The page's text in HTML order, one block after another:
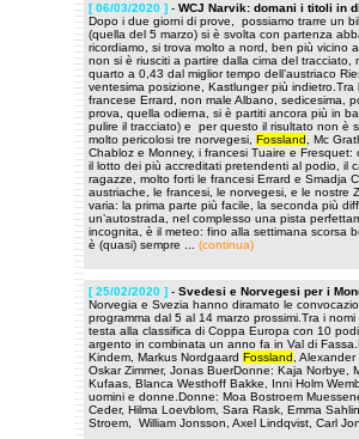
[ 06/03/2020 ] - WCJ Narvik: domani i titoli in
Dopo i due giorni di prove, possiamo trarre un
(quella del 5 marzo) si è svolta con partenza
ricordiamo, si trova molto a nord, ben più vicino
non si è riusciti a partire dalla cima del
quarto a 0,43 dal miglior tempo dell’austriaco
ventesima posizione, Kastlunger più
francese Errard, non male Albano, sedicesima,
prova, quella odierna, si è partiti ancora più in
pulire il tracciato) e per questo il risultato non è
molto pericolosi tre norvegesi, Fossland , Mc
Chabloz e Monney, i francesi Tuaire e
il lotto dei più accreditati pretendenti al podio, il
ragazze, molto forti le francesi Errard e Smadja
austriache, le francesi, le norvegesi, e le nostre
varia: la prima parte più facile, la seconda più
un’autostrada, nel complesso una pista
incognita, è il meteo: fino alla settimana scorsa
è (quasi) sempre ... (continua)
[ 25/02/2020 ] - Svedesi e Norvegesi per i
Norvegia e Svezia hanno diramato le
programma dal 5 al 14 marzo prossimi.Tra i
testa alla classifica di Coppa Europa con 10
argento in combinata un anno fa in Val di
Kindem, Markus Nordgaard Fossland ,
Oskar Zimmer, Jonas BuerDonne: Kaja Norbye,
Kufaas, Blanca Westhoff Bakke, Inni Holm
uomini e donne.Donne: Moa Bostroem
Ceder, Hilma Loevblom, Sara Rask, Emma
Stroem, William Jonsson, Axel Lindqvist, Carl